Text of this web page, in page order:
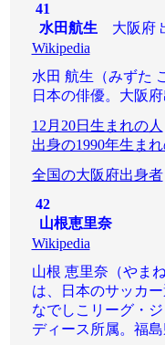
41
水田航生 大阪府
Wikipedia
水田 航生（みずた
日本の俳優。大阪
12月20日生まれの人
出身の1990年生まれ
全国の大阪府出身者
42
山根恵里奈
Wikipedia
山根 恵里奈（やま
は、日本のサッカ
なでしこリーグ・
ディース所属。福